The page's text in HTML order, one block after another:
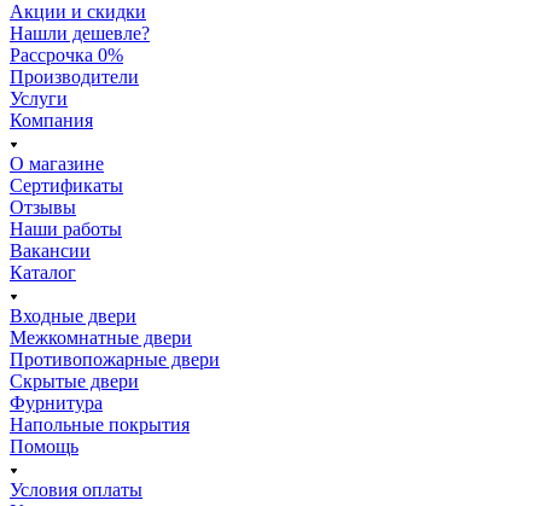
Акции и скидки
Нашли дешевле?
Рассрочка 0%
Производители
Услуги
Компания
О магазине
Сертификаты
Отзывы
Наши работы
Вакансии
Каталог
Входные двери
Межкомнатные двери
Противопожарные двери
Скрытые двери
Фурнитура
Напольные покрытия
Помощь
Условия оплаты